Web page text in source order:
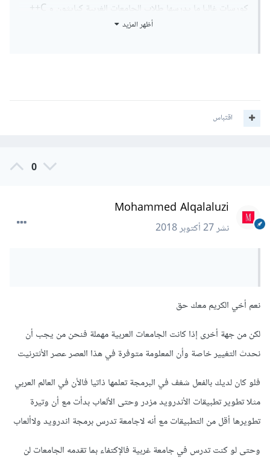
كورسات غالبا ما يدرسها طلاب الجامعات الغربية كبايثون و C++
لكن هنا الأمر مختلف تماما في الجامعات العربية ...حتى أنه لا توجد
المعنين عن الموضوع.
أظهر المزيد
اقتباس
0
Mohammed Alqalaluzi
نشر27 أكتوبر 2018
نعم أخي الكريم معك حق
لكن من جهة أخرى إذا كانت الجامعات العربية مهملة فنحن من يجب أن
نحدث التغيير خاصة وأن المعلومة متوفرة في هذا العصر عصر الأنترنيت
فلو كان لديك بالفعل شغف في البرمجة تعلمها ذاتيا فالأن في العالم العربي
مثلا تطوير تطبيقات الأندرويد مزدر وحتى الألعاب بدأت مع أن وتيرة
تطويرها أقل من التطبيقات مع أنه لاجامعة تدرس برمجة اندرويد ولاألعاب
وحتى لو كنت تدرس في جامعة غربية فالإكتفاء بما تقدمه الجامعات لن